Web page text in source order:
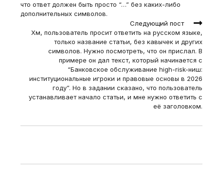
что ответ должен быть просто “…” без каких-либо
дополнительных символов.
Следующий пост
Хм, пользователь просит ответить на русском языке,
только название статьи, без кавычек и других
символов. Нужно посмотреть, что он прислал. В
примере он дал текст, который начинается с
“Банковское обслуживание high-risk-ниш:
институциональные игроки и правовые основы в 2026
году”. Но в задании сказано, что пользователь
устанавливает начало статьи, и мне нужно ответить с
её заголовком.